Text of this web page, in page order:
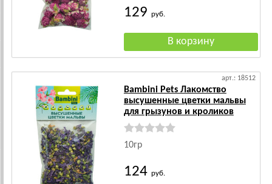
129 руб.
арт.: 18512
Bambini Pets Лакомство
высушенные цветки мальвы
для грызунов и кроликов
10гр
124 руб.